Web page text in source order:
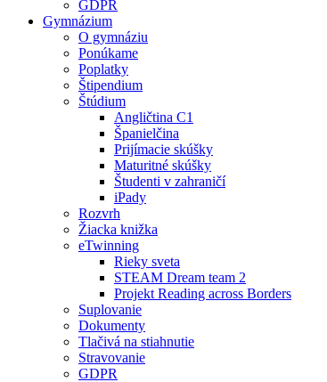
GDPR
Gymnázium
O gymnáziu
Ponúkame
Poplatky
Štipendium
Štúdium
Angličtina C1
Španielčina
Prijímacie skúšky
Maturitné skúšky
Študenti v zahraničí
iPady
Rozvrh
Žiacka knižka
eTwinning
Rieky sveta
STEAM Dream team 2
Projekt Reading across Borders
Suplovanie
Dokumenty
Tlačivá na stiahnutie
Stravovanie
GDPR